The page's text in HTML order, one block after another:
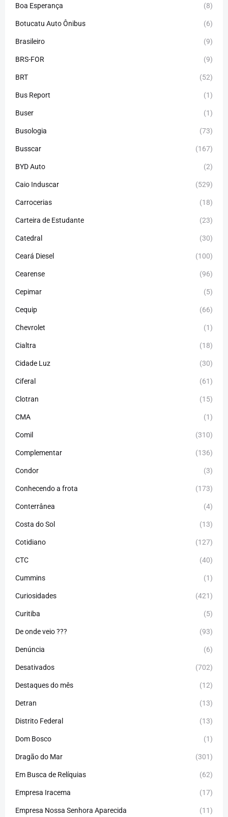
Boa Esperança (8)
Botucatu Auto Ônibus (6)
Brasileiro (9)
BRS-FOR (9)
BRT (52)
Bus Report (1)
Buser (1)
Busologia (73)
Busscar (167)
BYD Auto (2)
Caio Induscar (529)
Carrocerias (18)
Carteira de Estudante (23)
Catedral (30)
Ceará Diesel (100)
Cearense (96)
Cepimar (5)
Cequip (66)
Chevrolet (1)
Cialtra (18)
Cidade Luz (30)
Ciferal (61)
Clotran (15)
CMA (1)
Comil (310)
Complementar (136)
Condor (3)
Conhecendo a frota (173)
Conterrânea (4)
Costa do Sol (13)
Cotidiano (127)
CTC (40)
Cummins (1)
Curiosidades (421)
Curitiba (5)
De onde veio ??? (93)
Denúncia (6)
Desativados (702)
Destaques do mês (12)
Detran (13)
Distrito Federal (13)
Dom Bosco (1)
Dragão do Mar (301)
Em Busca de Relíquias (62)
Empresa Iracema (17)
Empresa Nossa Senhora Aparecida (11)